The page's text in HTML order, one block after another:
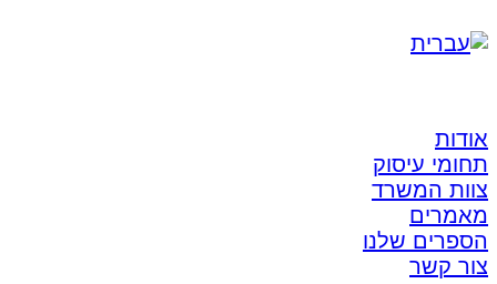
אודות
תחומי עיסוק
צוות המשרד
מאמרים
הספרים שלנו
צור קשר